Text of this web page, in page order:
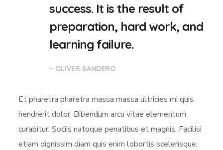
success. It is the result of
preparation, hard work, and
learning failure.
– OLIVER SANDERO
Et pharetra pharetra massa massa ultricies mi quis
hendrerit dolor. Bibendum arcu vitae elementum
curabitur. Sociis natoque penatibus et magnis. Facilisi
etiam dignissim diam quis enim lobortis scelerisque.